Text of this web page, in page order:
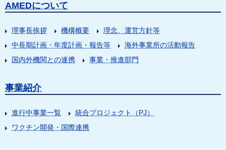
AMEDについて
理事長挨拶 機構概要
理念、運営方針等
中長期計画・年度計画・報告等
海外事業所の活動報告
国内外機関との連携
事業・推進部門
事業紹介
進行中事業一覧
統合プロジェクト（PJ）
ワクチン開発・国際連携